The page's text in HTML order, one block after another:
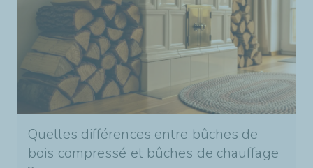
Quelles différences entre bûches de
bois compressé et bûches de chauffage